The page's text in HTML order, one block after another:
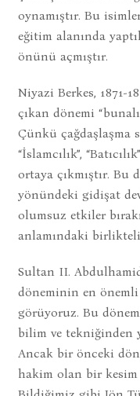
oynamıştır. Bu
eğitim alanında
önünü açmıştır.
Niyazi Berkes, 1871-
çıkan dönemi
Çünkü çağdaşlaşma
“İslamcılık”,
ortaya çıkmıştır. Bu
yönündeki gidişat
olumsuz etkiler
anlamındaki
Sultan II.
döneminin en önemli
görüyoruz. Bu
bilim ve tekniğinden
Ancak bir önceki
hakim olan bir kesim